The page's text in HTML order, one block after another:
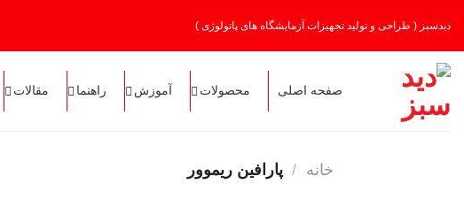
content
دیدسبز ( طراحی و تولید تجهیزات آزمایشگاه های پاتولوژی )
صفحه اصلی محصولات آموزش راهنما مقالات
خانه / پارافین ریموور